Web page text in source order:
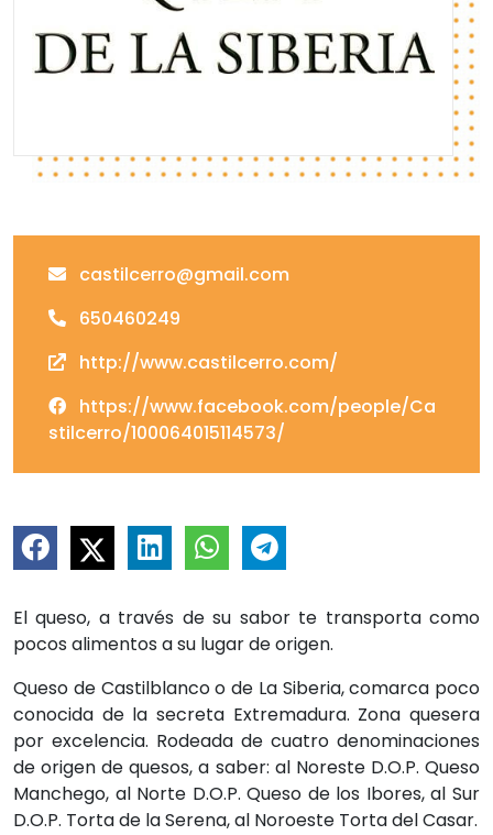
castilcerro@gmail.com
650460249
http://www.castilcerro.com/
https://www.facebook.com/people/Ca
stilcerro/100064015114573/
El queso, a través de su sabor te transporta como
pocos alimentos a su lugar de origen.
Queso de Castilblanco o de La Siberia, comarca poco
conocida de la secreta Extremadura. Zona quesera
por excelencia. Rodeada de cuatro denominaciones
de origen de quesos, a saber: al Noreste D.O.P. Queso
Manchego, al Norte D.O.P. Queso de los Ibores, al Sur
D.O.P. Torta de la Serena, al Noroeste Torta del Casar.